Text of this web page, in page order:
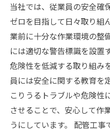
当社では、従業員の安全確
ゼロを目指して日々取り組
業前に十分な作業環境の整
には適切な警告標識を設置
危険性を低減する取り組み
員には安全に関する教育を
こりうるトラブルや危険性
させることで、安心して作
うにしています。 配管工